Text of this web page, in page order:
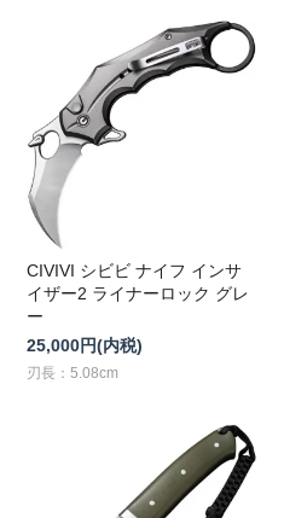
CIVIVI シビビ ナイフ インサ
イザー2 ライナーロック グレ
ー
25,000円(内税)
刃長：5.08cm